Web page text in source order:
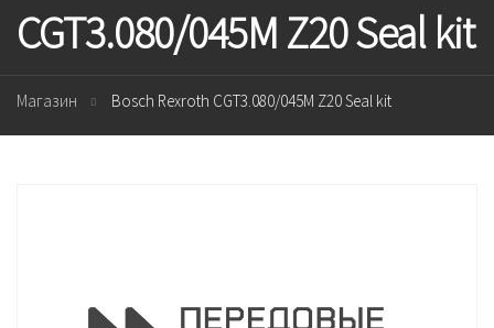
CGT3.080/045M Z20 Seal kit
Магазин Bosch Rexroth CGT3.080/045M Z20 Seal kit